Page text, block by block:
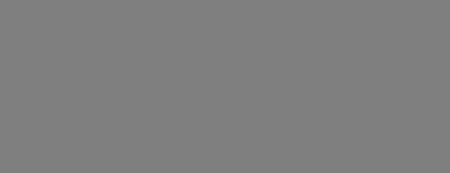
w świetle USTAWY z dnia 16 kwietnia 1993 r. "o zwalczaniu